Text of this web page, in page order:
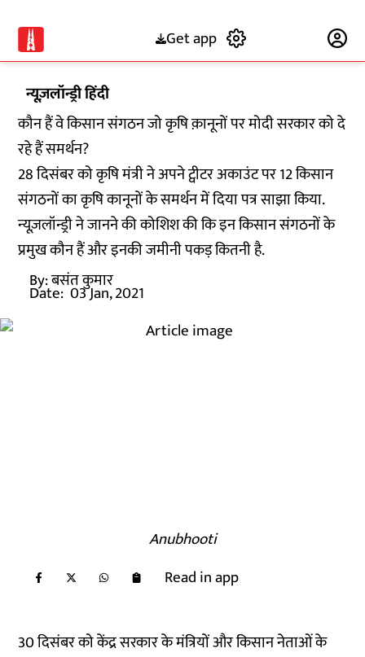
Get app
न्यूज़लॉन्ड्री हिंदी
कौन हैं वे किसान संगठन जो कृषि क़ानूनों पर मोदी सरकार को दे
रहे हैं समर्थन?
28 दिसंबर को कृषि मंत्री ने अपने ट्वीटर अकाउंट पर 12 किसान
संगठनों का कृषि कानूनों के समर्थन में दिया पत्र साझा किया.
न्यूज़लॉन्ड्री ने जानने की कोशिश की कि इन किसान संगठनों के
प्रमुख कौन हैं और इनकी जमीनी पकड़ कितनी है.
By:बसंत कुमार
Date: 03 Jan, 2021
Anubhooti
Read in app
30 दिसंबर को केंद्र सरकार के मंत्रियों और किसान नेताओं के